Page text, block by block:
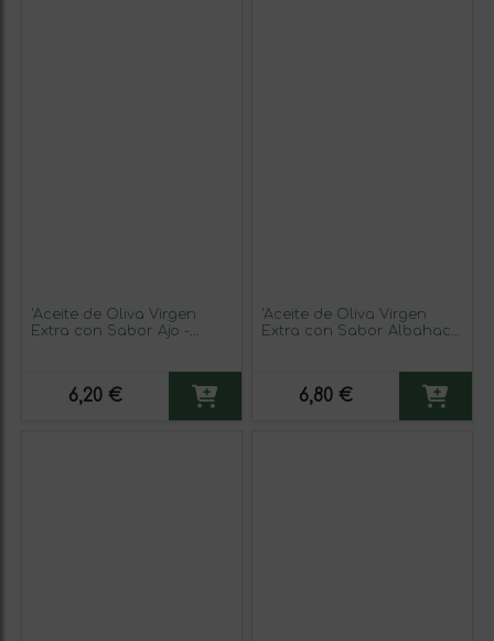
'Aceite de Oliva Virgen
Extra con Sabor Ajo -
6,20 €
'Aceite de Oliva Virgen
Extra con Sabor Albahaca
6,80 €